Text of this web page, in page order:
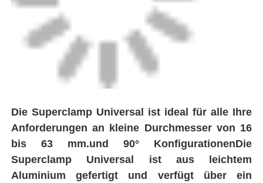
Übergangsfittings
Schweißmaschinen für Elektrofusionsschweißen
Elektrofusionswerkzeuge
Zubehör für Butt Fusion
Die Superclamp Universal ist ideal für alle Ihre
Anforderungen an kleine Durchmesser von 16
bis 63 mm.und 90° KonfigurationenDie
Superclamp Universal ist aus leichtem
Aluminium gefertigt und verfügt über ein